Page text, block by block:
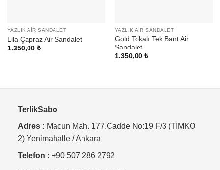
YAZLIK AIR SANDALET
Lila Çapraz Air Sandalet
1.350,00 ₺
YAZLIK AIR SANDALET
Gold Tokalı Tek Bant Air
Sandalet
1.350,00 ₺
TerlikSabo
Adres : Macun Mah. 177.Cadde No:19 F/3 (TİMKO
2) Yenimahalle / Ankara
Telefon : +90 507 286 2792